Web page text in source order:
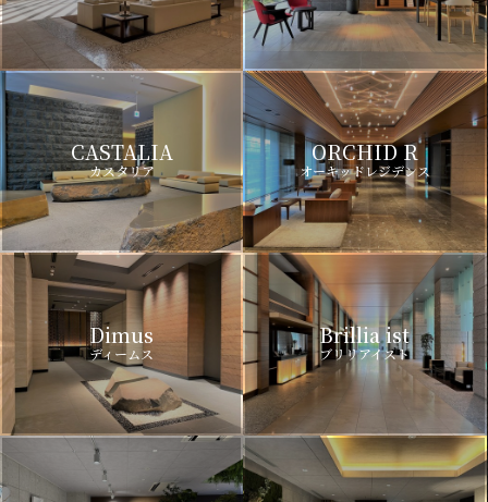
CASTALIA
カスタリア
ORCHID R
オーキッドレジデンス
Dimus
ディームス
Brillia ist
ブリリアイスト